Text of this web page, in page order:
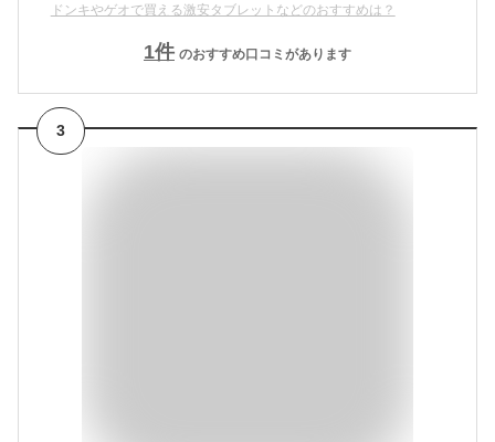
ドンキやゲオで買える激安タブレットなどのおすすめは？
1件 のおすすめ口コミがあります
3